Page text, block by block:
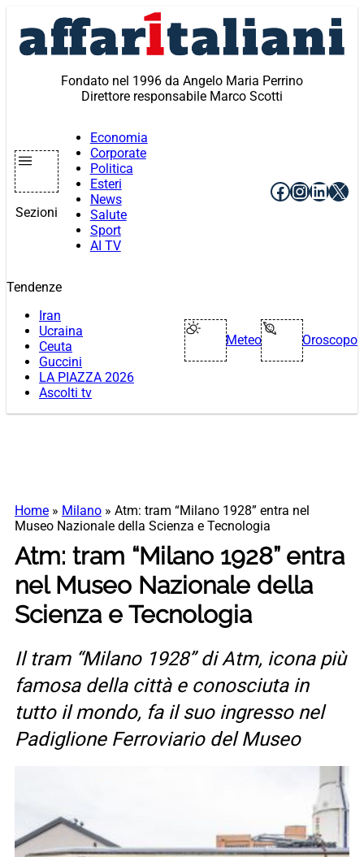
contenuto
Fondato nel 1996 da Angelo Maria Perrino
Direttore responsabile Marco Scotti
Sezioni
Economia
Corporate
Politica
Esteri
News
Salute
Sport
AI TV
Facebook
X
Tendenze
Iran
Ucraina
Ceuta
Guccini
LA PIAZZA 2026
Ascolti tv
Meteo Oroscopo
Home » Milano » Atm: tram “Milano 1928” entra nel
Museo Nazionale della Scienza e Tecnologia
Atm: tram “Milano 1928” entra
nel Museo Nazionale della
Scienza e Tecnologia
Il tram “Milano 1928” di Atm, icona più
famosa della città e conosciuta in
tutto il mondo, fa il suo ingresso nel
Padiglione Ferroviario del Museo